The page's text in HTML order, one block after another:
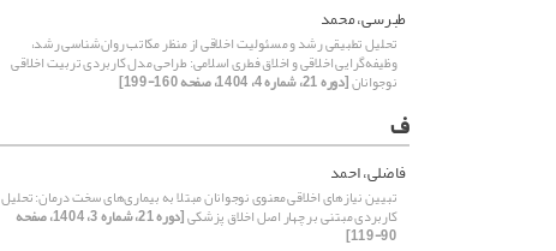
طبرسی، محمد
تحلیل تطبیقی رشد و مسئولیت اخلاقی از منظر مکاتب روان‌شناسی رشد،
وظیفه‌گرایی اخلاقی و اخلاق فطری اسلامی: طراحی مدل کاربردی تربیت اخلاقی
نوجوانان[دوره 21، شماره 4، 1404، صفحه 160-199]
ف
فاضلی، احمد
تبیین نیازهای اخلاقی معنوی نوجوانان مبتلا به بیماری‌های سخت درمان: تحلیل
کاربردی مبتنی بر چهار اصل اخلاق پزشکی [دوره 21، شماره 3، 1404، صفحه
90-119]